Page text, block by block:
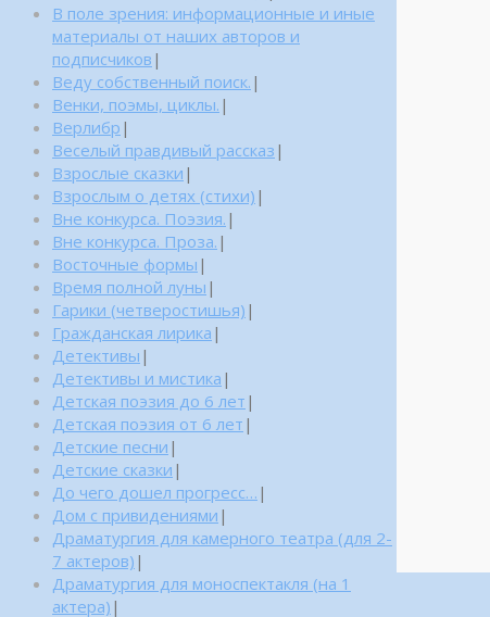
В поле зрения: информационные и иные
материалы от наших авторов и
подписчиков |
Веду собственный поиск. |
Венки, поэмы, циклы. |
Верлибр |
Веселый правдивый рассказ |
Взрослые сказки |
Взрослым о детях (стихи) |
Вне конкурса. Поэзия. |
Вне конкурса. Проза. |
Восточные формы |
Время полной луны |
Гарики (четверостишья) |
Гражданская лирика |
Детективы |
Детективы и мистика |
Детская поэзия до 6 лет |
Детская поэзия от 6 лет |
Детские песни |
Детские сказки |
До чего дошел прогресс… |
Дом с привидениями |
Драматургия для камерного театра (для 2-
7 актеров) |
Драматургия для моноспектакля (на 1
актера) |